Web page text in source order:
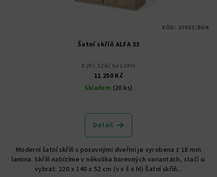
Šatní skříň ALFA 33
9 297,52 Kč bez DPH
11 250 Kč
Skladem (20 ks)
hodnocení
produktu
z
5
hvězdiček.
Detail
Moderní šatní skříň s posuvnými dveřmi je vyrobena z 18 mm
lamina. Skříň nabízíme v několika barevných variantách, stačí si
vybrat. 220 x 140 x 52 cm (v x š x hl) Šatní skříň...
KÓD: 07033/BUK